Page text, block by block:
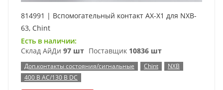
814991 | Вспомогательный контакт AX-X1 для NXB-
63, Chint
Есть в наличии:
Склад АйДи 97 шт Поставщик 10836 шт
Доп.контакты состояния/сигнальные Chint
NXB
400 В AC/130 В DC